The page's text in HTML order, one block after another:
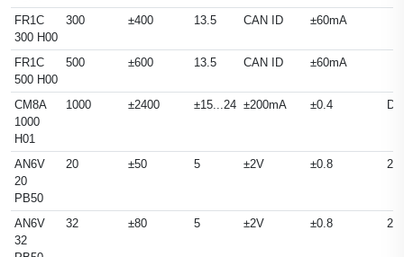
FR1C
300 H00
300 ±400 13.5 CAN ID ±60mA
FR1C
500 H00
500 ±600 13.5 CAN ID ±60mA
CM8A
1000
H01
1000 ±2400 ±15...24 ±200mA ±0.4
AN6V
20
PB50
20 ±50 5 ±2V ±0.8
AN6V
32
32 ±80 5 ±2V ±0.8